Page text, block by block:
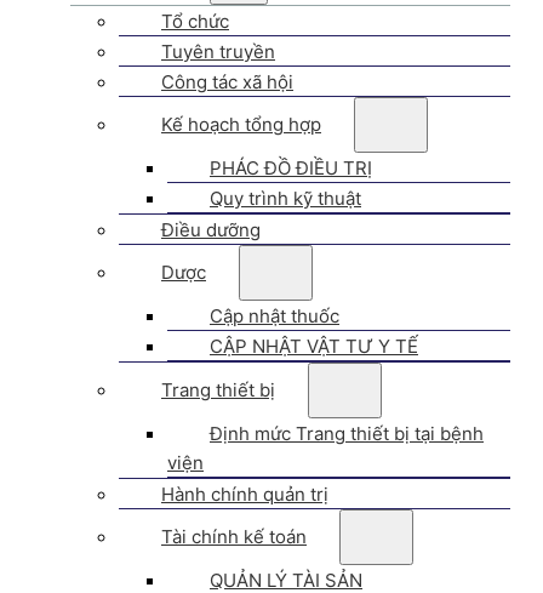
Tổ chức
Tuyên truyền
Công tác xã hội
Kế hoạch tổng hợp
PHÁC ĐỒ ĐIỀU TRỊ
Quy trình kỹ thuật
Điều dưỡng
Dược
Cập nhật thuốc
CẬP NHẬT VẬT TƯ Y TẾ
Trang thiết bị
Định mức Trang thiết bị tại bệnh
viện
Hành chính quản trị
Tài chính kế toán
QUẢN LÝ TÀI SẢN